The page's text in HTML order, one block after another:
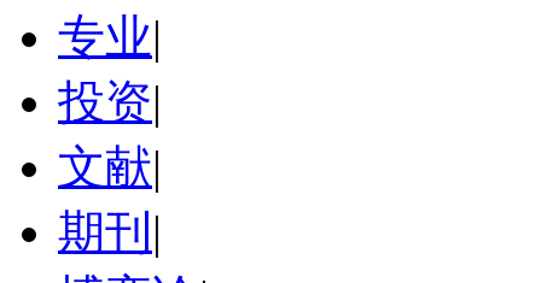
专业|
投资|
文献|
期刊 |